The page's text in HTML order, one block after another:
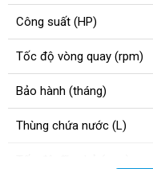
Công suất (HP)
Tốc độ vòng quay (rpm)
Bảo hành (tháng)
Thùng chứa nước (L)